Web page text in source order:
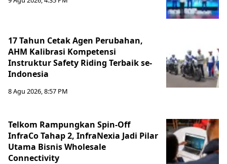
17 Tahun Cetak Agen Perubahan,
AHM Kalibrasi Kompetensi
Instruktur Safety Riding Terbaik se-
Indonesia
8 Agu 2026, 8:57 PM
Telkom Rampungkan Spin-Off
InfraCo Tahap 2, InfraNexia Jadi Pilar
Utama Bisnis Wholesale
Connectivity